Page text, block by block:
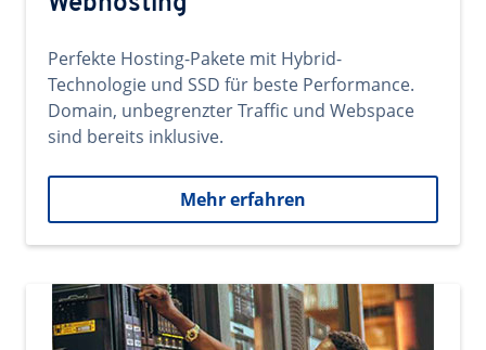
Perfekte Hosting-Pakete mit Hybrid-
Technologie und SSD für beste Performance.
Domain, unbegrenzter Traffic und Webspace
sind bereits inklusive.
Mehr erfahren